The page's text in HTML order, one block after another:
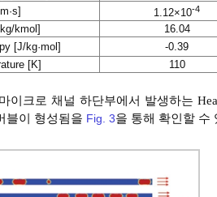
1.12×10-4
kmol]
16.04
[J/kg·mol]
-0.39
[K]
110
이크로 채널 하단부에서 발생하는
블이 형성됨을 Fig. 3을 통해 확인할 수